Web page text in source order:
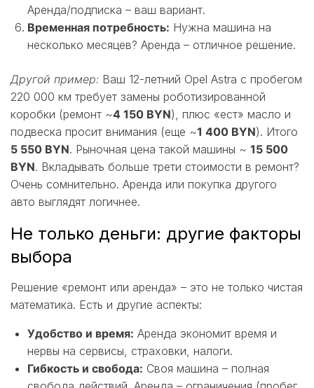
Аренда/подписка – ваш вариант.
Временная потребность: Нужна машина на
несколько месяцев? Аренда – отличное решение.
Другой пример: Ваш 12-летний Opel Astra с пробегом
220 000 км требует замены роботизированной
коробки (ремонт ~4 150 BYN), плюс «ест» масло и
подвеска просит внимания (еще ~1 400 BYN). Итого
5 550 BYN. Рыночная цена такой машины ~ 15 500
BYN. Вкладывать больше трети стоимости в ремонт?
Очень сомнительно. Аренда или покупка другого
авто выглядят логичнее.
Не только деньги: другие факторы
выбора
Решение «ремонт или аренда» – это не только чистая
математика. Есть и другие аспекты:
Удобство и время: Аренда экономит время и
нервы на сервисы, страховки, налоги.
Гибкость и свобода: Своя машина – полная